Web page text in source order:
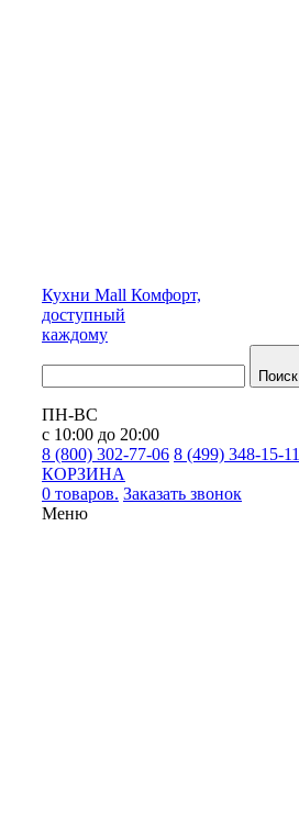
Кухни Mall Комфорт,
доступный
каждому
Поиск
ПН-ВС
с 10:00 до 20:00
8 (800) 302-77-06 8 (499) 348-15-11
КОРЗИНА
0 товаров. Заказать звонок
Меню